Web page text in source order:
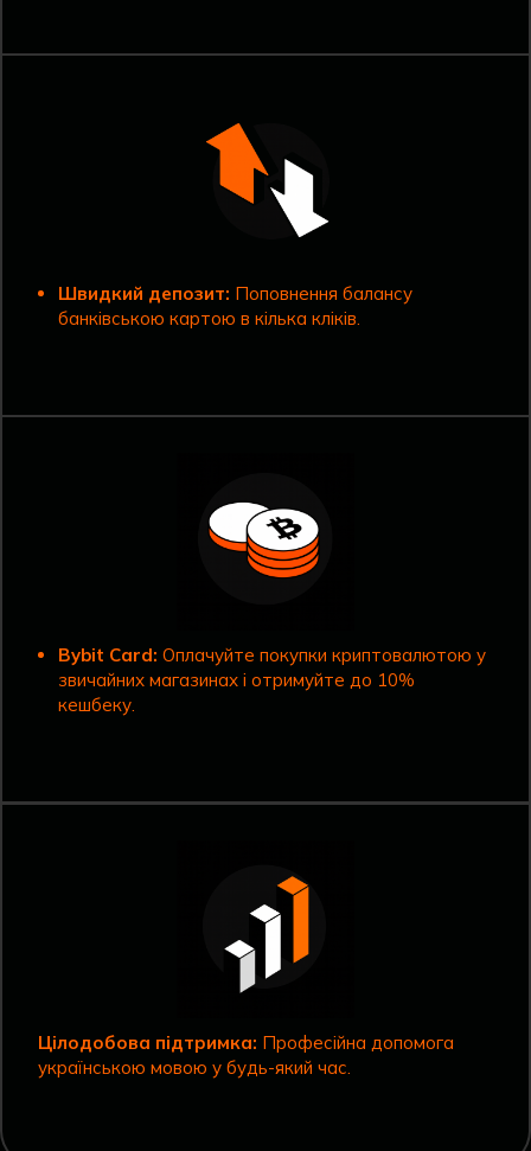
Швидкий депозит: Поповнення балансу
банківською картою в кілька кліків.
Bybit Card: Оплачуйте покупки криптовалютою у
звичайних магазинах і отримуйте до 10%
кешбеку.
Цілодобова підтримка: Професійна допомога
українською мовою у будь-який час.